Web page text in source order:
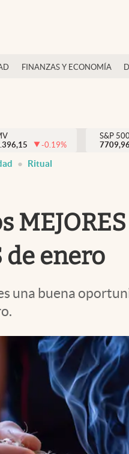
FINANZAS Y ECONOMÍA
-0.19%
S&P
7709,96
Ritual
de enero
una buena